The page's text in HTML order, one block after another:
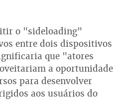
o "sideloading"
entre dois dispositivos
que "atores
a oportunidade
para desenvolver
aos usuários do